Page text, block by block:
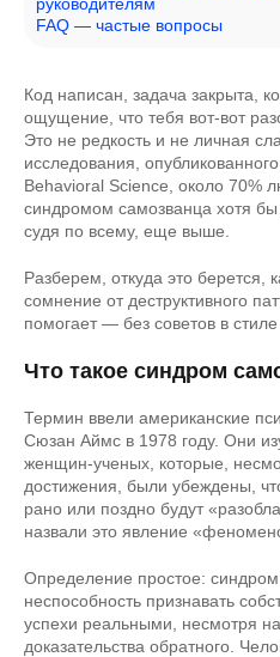
FAQ — частые вопросы
Код написан, задача закрыта,
ощущение, что тебя вот-вот
Это не редкость и не личная
исследования,
Behavioral Science, около 70%
синдромом самозванца хотя
судя по всему, еще выше.
Разберем, откуда это берется,
сомнение от деструктивного
помогает — без советов в
Что такое синдром
Термин ввели американские
Сюзан Аймс в 1978 году. Они
женщин-ученых, которые,
достижения, были убеждены,
рано или поздно будут
назвали это явление
Определение простое:
неспособность признавать
успехи реальными, несмотря
доказательства обратного.